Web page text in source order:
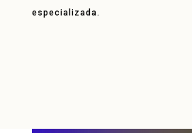
especializada.